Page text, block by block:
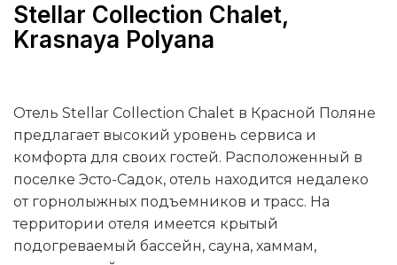
Stellar Collection Chalet,
Krasnaya Polyana
Отель Stellar Collection Chalet в Красной Поляне
предлагает высокий уровень сервиса и
комфорта для своих гостей. Расположенный в
поселке Эсто-Садок, отель находится недалеко
от горнолыжных подъемников и трасс. На
территории отеля имеется крытый
подогреваемый бассейн, сауна, хаммам,